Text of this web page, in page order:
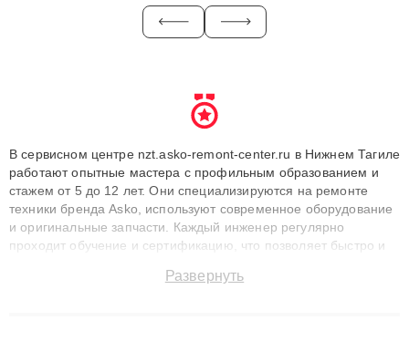
В сервисном центре nzt.asko-remont-center.ru в Нижнем Тагиле
работают опытные мастера с профильным образованием и
стажем от 5 до 12 лет. Они специализируются на ремонте
техники бренда Asko, используют современное оборудование
и оригинальные запчасти. Каждый инженер регулярно
проходит обучение и сертификацию, что позволяет быстро и
сохранением гарантии до 3 лет. Наши мастера решают
Развернуть